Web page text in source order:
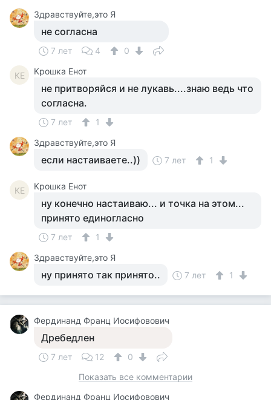
Здравствуйте,это Я
не согласна
7 лет 4 0
КЕ Крошка Енот
не притворяйся и не лукавь....знаю ведь что
согласна.
7 лет
1
Здравствуйте,это Я
если настаиваете..)) 7 лет 1
КЕ Крошка Енот
ну конечно настаиваю... и точка на этом...
принято единогласно
7 лет
1
Здравствуйте,это Я
ну принято так принято.. 7 лет 1
Фердинанд Франц Иосифовович
Дребедлен
7 лет 12
0
Показать все комментарии
Фердинанд Франц Иосифовович